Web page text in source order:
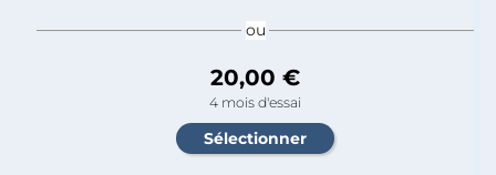
ou
20,00 €
4 mois d'essai